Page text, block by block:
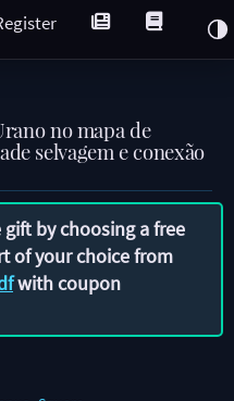
no mapa de
selvagem e conexão
by choosing a free
of your choice from
with coupon